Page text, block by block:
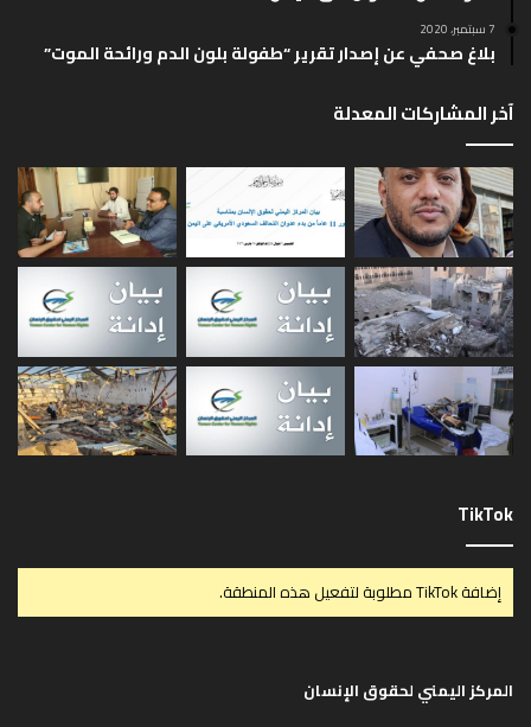
ب
ل
7 سبتمبر، 2020
بلاغ صحفي عن إصدار تقرير “طفولة بلون الدم ورائحة الموت”
آخر المشاركات المعدلة
TikTok
إضافة TikTok مطلوبة لتفعيل هذه المنطقة.
المركز اليمني لحقوق الإنسان